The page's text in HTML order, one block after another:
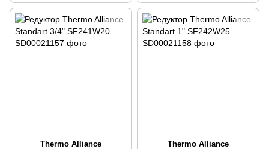
Thermo Alliance
Thermo Alliance